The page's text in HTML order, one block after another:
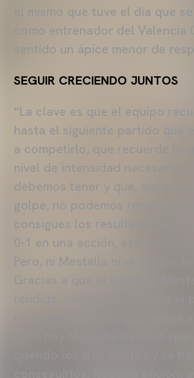
el mismo que tuve el día que
como entrenador del Valencia
sentido un ápice menor de
SEGUIR CRECIENDO JUNTOS
“La clave es que el equipo
hasta el siguiente partido que
a competirlo, que recuerde lo
nivel de intensidad necesario,
debemos tener y que, aunque
golpe, no podemos rendirnos.
consigues los resultados que
0-1 en una acción, ese
Pero, ni Mestalla ni el equipo
Gracias a que el equipo y